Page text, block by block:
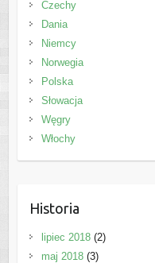
Czechy
Dania
Niemcy
Norwegia
Polska
Słowacja
Węgry
Włochy
Historia
lipiec 2018(2)
maj 2018(3)